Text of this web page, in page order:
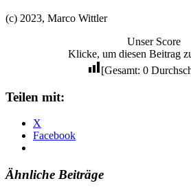
(c) 2023, Marco Wittler
Unser Score
Klicke, um diesen Beitrag
[Gesamt: 0
Teilen mit:
X
Facebook
Ähnliche Beiträge